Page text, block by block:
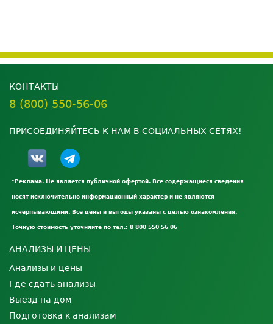
КОНТАКТЫ
8 (800) 550-56-06
ПРИСОЕДИНЯЙТЕСЬ К НАМ В СОЦИАЛЬНЫХ СЕТЯХ!
*Реклама. Не является публичной офертой. Все содержащиеся сведения
носят исключительно информационный характер и не являются
исчерпывающими. Все цены и выгоды указаны с целью ознакомления.
Точную стоимость уточняйте по тел.: 8 800 550 56 06
АНАЛИЗЫ И ЦЕНЫ
Анализы и цены
Где сдать анализы
Выезд на дом
Подготовка к анализам